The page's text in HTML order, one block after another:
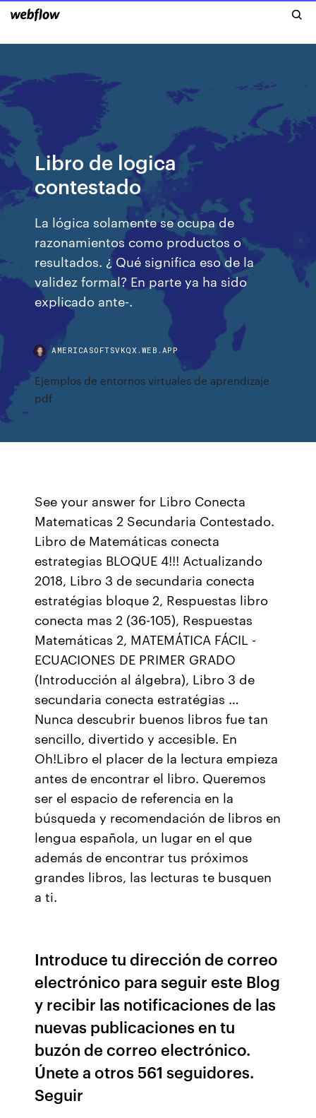
Libro de logica
contestado
La lógica solamente se ocupa de
razonamientos como productos o
resultados. ¿ Qué significa eso de la
validez formal? En parte ya ha sido
explicado ante-.
AMERICASOFTSVKQX.WEB.APP
Ejemplos de entornos virtuales de aprendizaje
pdf
See your answer for Libro Conecta
Matematicas 2 Secundaria Contestado.
Libro de Matemáticas conecta
estrategias BLOQUE 4!!! Actualizando
2018, Libro 3 de secundaria conecta
estratégias bloque 2, Respuestas libro
conecta mas 2 (36-105), Respuestas
Matemáticas 2, MATEMÁTICA FÁCIL -
ECUACIONES DE PRIMER GRADO
(Introducción al álgebra), Libro 3 de
secundaria conecta estratégias …
Nunca descubrir buenos libros fue tan
sencillo, divertido y accesible. En
Oh!Libro el placer de la lectura empieza
antes de encontrar el libro. Queremos
ser el espacio de referencia en la
búsqueda y recomendación de libros en
lengua española, un lugar en el que
además de encontrar tus próximos
grandes libros, las lecturas te busquen
a ti.
Introduce tu dirección de correo
electrónico para seguir este Blog
y recibir las notificaciones de las
nuevas publicaciones en tu
buzón de correo electrónico.
Únete a otros 561 seguidores.
Seguir